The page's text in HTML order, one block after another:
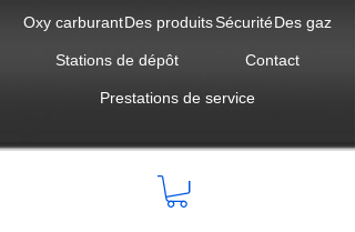
Oxy carburantDes produitsSécuritéDes gaz
Stations de dépôt Contact
Prestations de service